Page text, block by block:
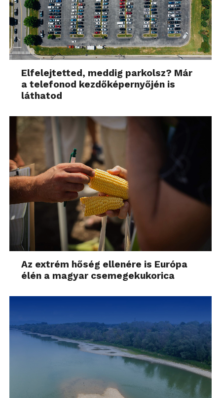
Elfelejtetted, meddig parkolsz? Már
a telefonod kezdőképernyőjén is
láthatod
Az extrém hőség ellenére is Európa
élén a magyar csemegekukorica